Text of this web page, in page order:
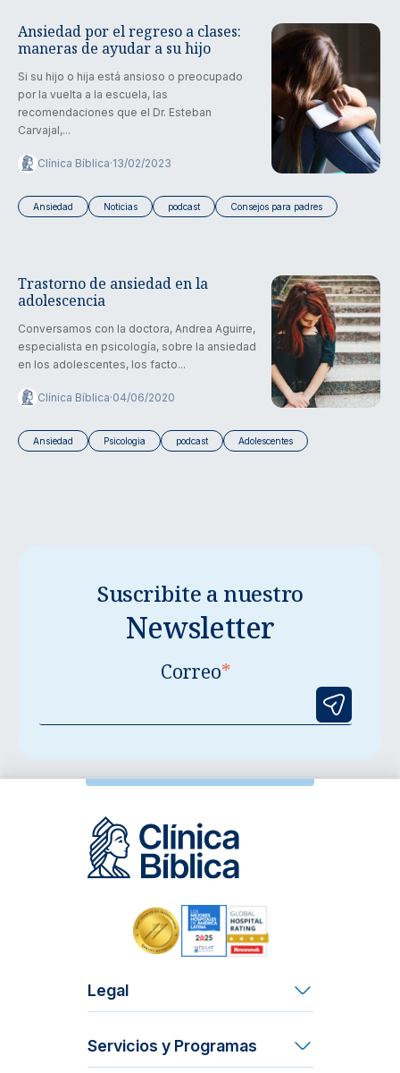
Ansiedad por el regreso a clases:
maneras de ayudar a su hijo
Si su hijo o hija está ansioso o preocupado
por la vuelta a la escuela, las
recomendaciones que el Dr. Esteban
Carvajal,...
Clínica Bíblica·13/02/2023
Ansiedad Noticias podcast Consejos para padres
Trastorno de ansiedad en la
adolescencia
Conversamos con la doctora, Andrea Aguirre,
especialista en psicología, sobre la ansiedad
en los adolescentes, los facto...
Clínica Bíblica·04/06/2020
Ansiedad Psicologia podcast Adolescentes
Suscribite a nuestro
Newsletter
Correo*
Legal
Derechos y Deberes del Paciente
Servicios y Programas